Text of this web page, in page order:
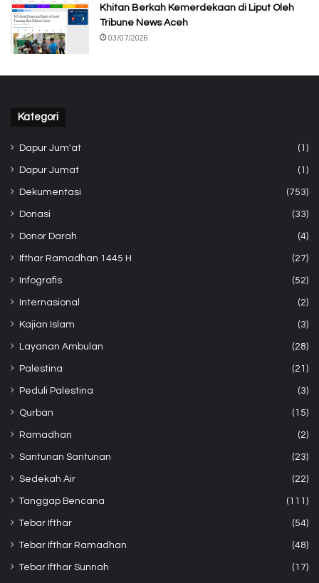
Khitan Berkah Kemerdekaan di Liput Oleh
Tribune News Aceh
03/07/2026
Kategori
Dapur Jum'at (1)
Dapur Jumat (1)
Dekumentasi (753)
Donasi (33)
Donor Darah (4)
Ifthar Ramadhan 1445 H (27)
Infografis (52)
Internasional (2)
Kajian Islam (3)
Layanan Ambulan (28)
Palestina (21)
Peduli Palestina (3)
Qurban (15)
Ramadhan (2)
Santunan Santunan (23)
Sedekah Air (22)
Tanggap Bencana (111)
Tebar Ifthar (54)
Tebar Ifthar Ramadhan (48)
Tebar Ifthar Sunnah (17)